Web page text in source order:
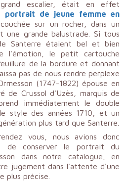
grand escalier, était en effet
portrait de jeune femme en
sur un rocher, dans un
grande balustrade. Si tous
Santerre étaient bel et bien
l'émotion, le petit cartouche
de la bordure et donnant
pas de nous rendre perplexe
(1747-1822) épouse en
de Crussol d'Uzès, marquis de
immédiatement le double
style des années 1710, et un
plus tard que Santerre.
vous, nous avions donc
de conserver le portrait du
dans notre catalogue, en
jugement dans l'attente d'une
plus précise.